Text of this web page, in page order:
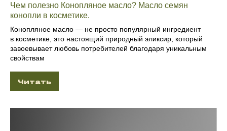
Чем полезно Конопляное масло? Масло семян
конопли в косметике.
Конопляное масло — не просто популярный ингредиент
в косметике, это настоящий природный эликсир, который
завоевывает любовь потребителей благодаря уникальным
свойствам
Читать